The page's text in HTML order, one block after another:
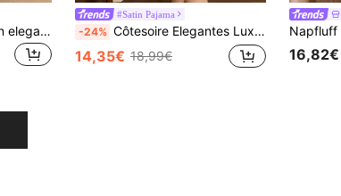
Dazy Plus Große Größen elegantes Ditsy-Blumenmuster Rundhalsausschnitt Bindung Kontrastspitze geraffte Taille langes Nachthemd mit kurzen Ärmeln Sommer-Pyjamas
#Satin Pajama
-24% Côtesoire Elegantes Luxus-Palast-Stil Nachthemd in Große Größen mit breiter Spitzenborte und V-Ausschnitt aus hochwertigem Kunstseide
14,35€ 18,99€ 16,82€